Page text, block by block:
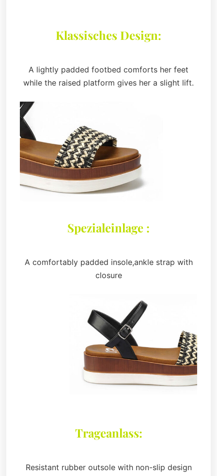
Klassisches Design:
A lightly padded footbed comforts her feet
while the raised platform gives her a slight lift.
Spezialeinlage :
A comfortably padded insole,ankle strap with
closure
Trageanlass:
Resistant rubber outsole with non-slip design